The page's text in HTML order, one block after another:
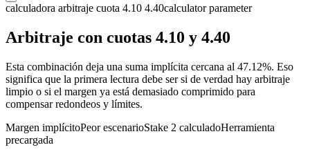
calculadora arbitraje cuota 4.10 4.40calculator parameter
Arbitraje con cuotas 4.10 y 4.40
Esta combinación deja una suma implícita cercana al 47.12%. Eso
significa que la primera lectura debe ser si de verdad hay arbitraje
limpio o si el margen ya está demasiado comprimido para
compensar redondeos y límites.
Margen implícitoPeor escenarioStake 2 calculadoHerramienta
precargada